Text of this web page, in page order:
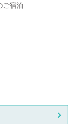
ご宿泊